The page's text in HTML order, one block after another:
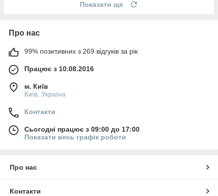
Показати ще
Про нас
99% позитивних з 269 відгуків за рік
Працює з 10.08.2016
м. Київ
Київ, Україна
Контакти
Сьогодні працює з 09:00 до 17:00
Показати весь графік роботи
Про нас
Контакти